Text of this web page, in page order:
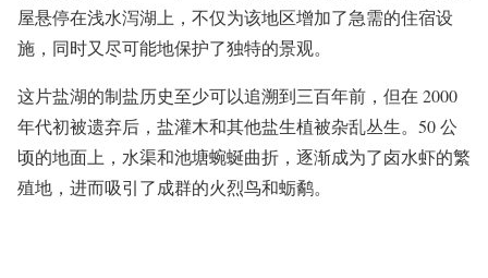
屋悬停在浅水泻湖上，不仅为该地区增加了急需的住宿设
施，同时又尽可能地保护了独特的景观。
这片盐湖的制盐历史至少可以追溯到三百年前，但在 2000
年代初被遗弃后，盐灌木和其他盐生植被杂乱丛生。50 公
顷的地面上，水渠和池塘蜿蜒曲折，逐渐成为了卤水虾的繁
殖地，进而吸引了成群的火烈鸟和蛎鹬。